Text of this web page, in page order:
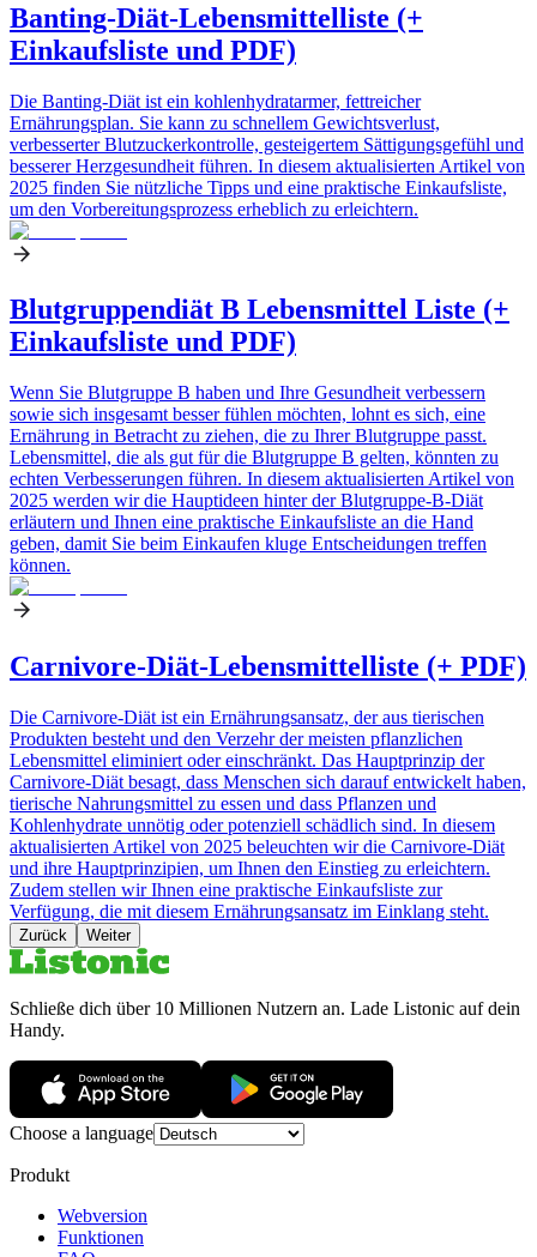
Banting-Diät-Lebensmittelliste (+
Einkaufsliste und PDF)
Die Banting-Diät ist ein kohlenhydratarmer, fettreicher
Ernährungsplan. Sie kann zu schnellem Gewichtsverlust,
verbesserter Blutzuckerkontrolle, gesteigertem Sättigungsgefühl und
besserer Herzgesundheit führen. In diesem aktualisierten Artikel von
2025 finden Sie nützliche Tipps und eine praktische Einkaufsliste,
um den Vorbereitungsprozess erheblich zu erleichtern.
Blutgruppendiät B Lebensmittel Liste (+
Einkaufsliste und PDF)
Wenn Sie Blutgruppe B haben und Ihre Gesundheit verbessern
sowie sich insgesamt besser fühlen möchten, lohnt es sich, eine
Ernährung in Betracht zu ziehen, die zu Ihrer Blutgruppe passt.
Lebensmittel, die als gut für die Blutgruppe B gelten, könnten zu
echten Verbesserungen führen. In diesem aktualisierten Artikel von
2025 werden wir die Hauptideen hinter der Blutgruppe-B-Diät
erläutern und Ihnen eine praktische Einkaufsliste an die Hand
geben, damit Sie beim Einkaufen kluge Entscheidungen treffen
können.
Carnivore-Diät-Lebensmittelliste (+ PDF)
Die Carnivore-Diät ist ein Ernährungsansatz, der aus tierischen
Produkten besteht und den Verzehr der meisten pflanzlichen
Lebensmittel eliminiert oder einschränkt. Das Hauptprinzip der
Carnivore-Diät besagt, dass Menschen sich darauf entwickelt haben,
tierische Nahrungsmittel zu essen und dass Pflanzen und
Kohlenhydrate unnötig oder potenziell schädlich sind. In diesem
aktualisierten Artikel von 2025 beleuchten wir die Carnivore-Diät
und ihre Hauptprinzipien, um Ihnen den Einstieg zu erleichtern.
Zudem stellen wir Ihnen eine praktische Einkaufsliste zur
Verfügung, die mit diesem Ernährungsansatz im Einklang steht.
Zurück Weiter
Schließe dich über 10 Millionen Nutzern an. Lade Listonic auf dein
Handy.
Choose a language
Produkt
Webversion
Funktionen